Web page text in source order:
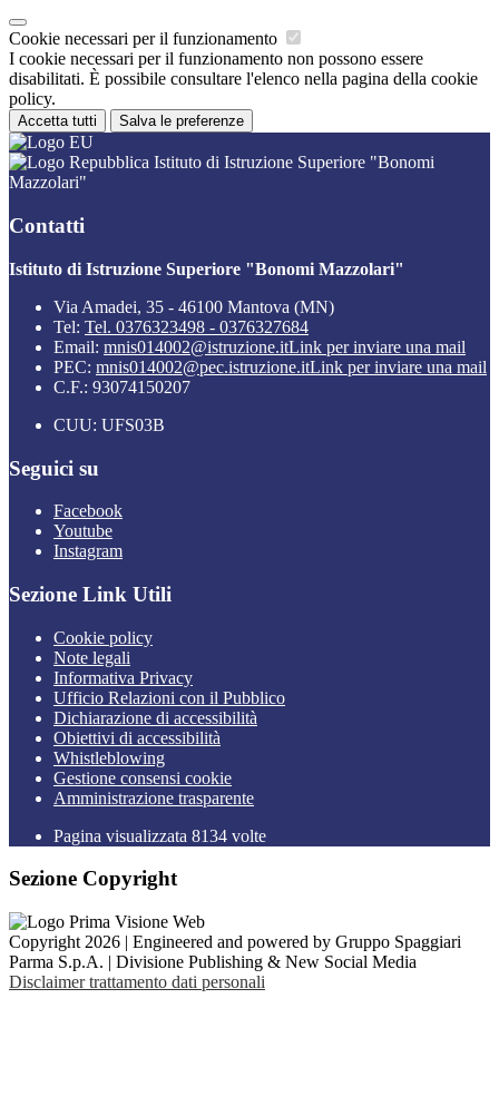
Cookie necessari per il funzionamento
I cookie necessari per il funzionamento non possono essere
disabilitati. È possibile consultare l'elenco nella pagina della cookie
policy.
Accetta tutti Salva le preferenze
Istituto di Istruzione Superiore "Bonomi
Mazzolari"
Contatti
Istituto di Istruzione Superiore "Bonomi Mazzolari"
Via Amadei, 35 - 46100 Mantova (MN)
Tel: Tel. 0376323498 - 0376327684
Email: mnis014002@istruzione.itLink per inviare una mail
PEC: mnis014002@pec.istruzione.itLink per inviare una mail
C.F.: 93074150207
CUU: UFS03B
Seguici su
Facebook
Youtube
Instagram
Sezione Link Utili
Cookie policy
Note legali
Informativa Privacy
Ufficio Relazioni con il Pubblico
Dichiarazione di accessibilità
Obiettivi di accessibilità
Whistleblowing
Gestione consensi cookie
Amministrazione trasparente
Pagina visualizzata 8134 volte
Sezione Copyright
Copyright 2026 | Engineered and powered by Gruppo Spaggiari
Parma S.p.A. | Divisione Publishing & New Social Media
Disclaimer trattamento dati personali